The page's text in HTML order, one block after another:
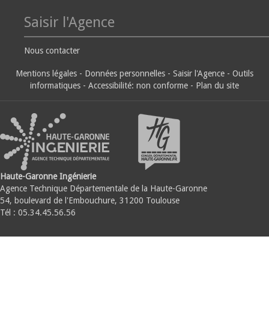
Saisir l'Agence
Nous contacter
Mentions légales - Données personnelles - Saisir l'Agence - Outils
informatiques - Accessibilité: non conforme - Plan du site
Haute-Garonne Ingénierie
Agence Technique Départementale de la Haute-Garonne
54, boulevard de l'Embouchure, 31200 Toulouse
Tél : 05.34.45.56.56